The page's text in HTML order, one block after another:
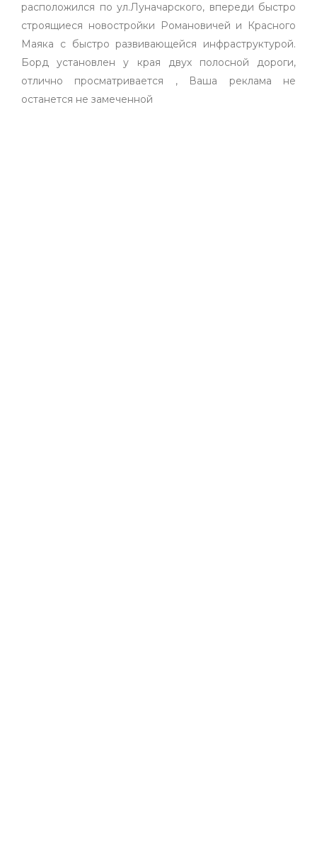
расположился по ул.Луначарского, впереди быстро
строящиеся новостройки Романовичей и Красного
Маяка с быстро развивающейся инфраструктурой.
Борд установлен у края двух полосной дороги,
отлично просматривается , Ваша реклама не
останется не замеченной